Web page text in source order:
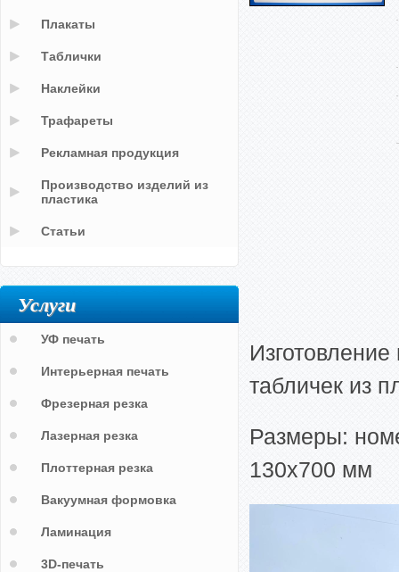
табличек из
Размеры:
130х700 мм
Плакаты
Таблички
Наклейки
Трафареты
Рекламная продукция
Производство изделий из
пластика
Статьи
Услуги
УФ печать
Интерьерная печать
Фрезерная резка
Лазерная резка
Плоттерная резка
Вакуумная формовка
Ламинация
3D-печать